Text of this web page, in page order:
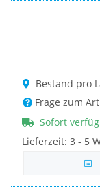
Bestand pro
Frage zum
Sofort
Lieferzeit: 3 - 5